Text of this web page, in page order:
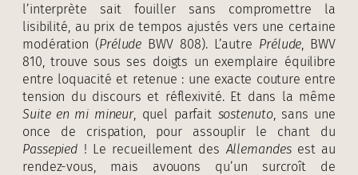
l’interprète sait fouiller sans compromettre la
lisibilité, au prix de tempos ajustés vers une certaine
modération (Prélude BWV 808). L’autre Prélude , BWV
810, trouve sous ses doigts un exemplaire équilibre
entre loquacité et retenue : une exacte couture entre
tension du discours et réflexivité. Et dans la même
Suite en mi mineur, quel parfait sostenuto, sans une
once de crispation, pour assouplir le chant du
Passepied ! Le recueillement des Allemandesest au
rendez-vous, mais avouons qu’un surcroît de